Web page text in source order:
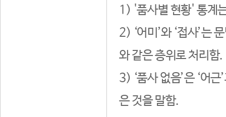
1) '품사별 현황' 통계
2) ‘어미’와 ‘접사’는
와 같은 층위로 처리함.
3) ‘품사 없음’은 ‘어
은 것을 말함.